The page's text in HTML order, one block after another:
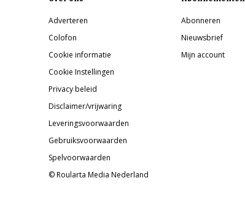
Adverteren
Colofon
Cookie informatie
Cookie Instellingen
Privacy beleid
Disclaimer/vrijwaring
Leveringsvoorwaarden
Gebruiksvoorwaarden
Spelvoorwaarden
© Roularta Media Nederland
Abonneren
Nieuwsbrief
Mijn account